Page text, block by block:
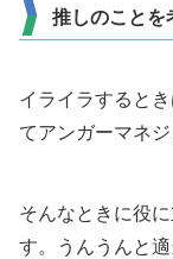
推しのことを
イライラすると
てアンガーマネ
そんなときに役
す。うんうんと